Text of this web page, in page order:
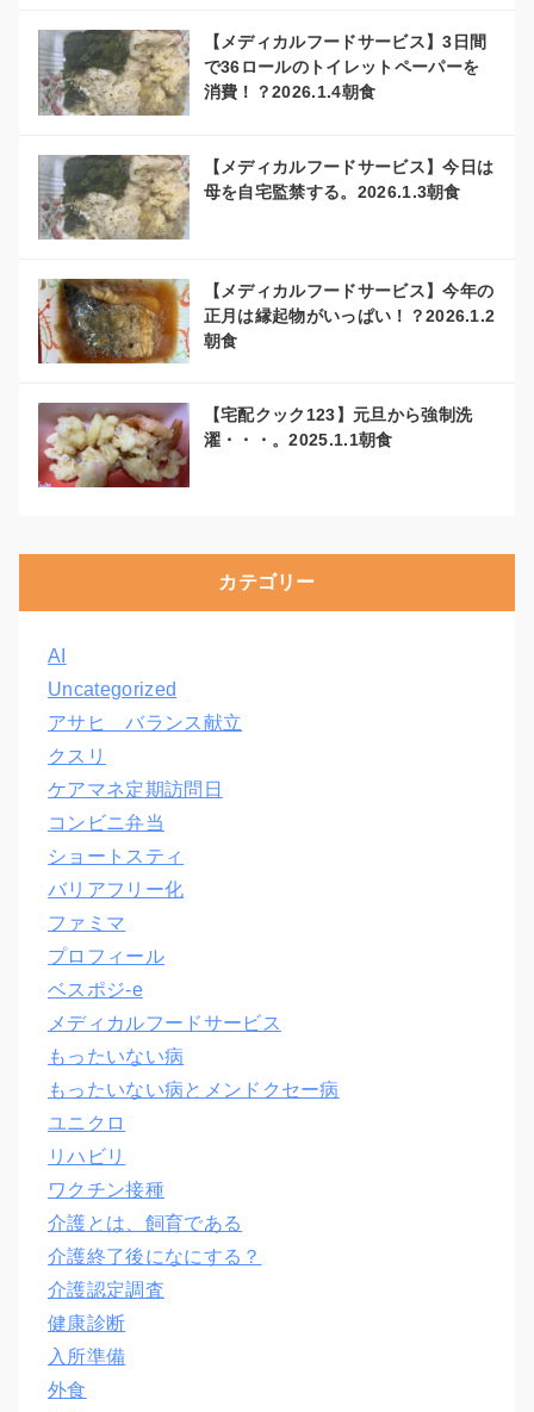
【メディカルフードサービス】3日間
で36ロールのトイレットペーパーを
消費！？2026.1.4朝食
【メディカルフードサービス】今日は
母を自宅監禁する。2026.1.3朝食
【メディカルフードサービス】今年の
正月は縁起物がいっぱい！？2026.1.2
朝食
【宅配クック123】元旦から強制洗
濯・・・。2025.1.1朝食
カテゴリー
AI
Uncategorized
アサヒ バランス献立
クスリ
ケアマネ定期訪問日
コンビニ弁当
ショートスティ
バリアフリー化
ファミマ
プロフィール
ベスポジ-e
メディカルフードサービス
もったいない病
もったいない病とメンドクセー病
ユニクロ
リハビリ
ワクチン接種
介護とは、飼育である
介護終了後になにする？
介護認定調査
健康診断
入所準備
外食